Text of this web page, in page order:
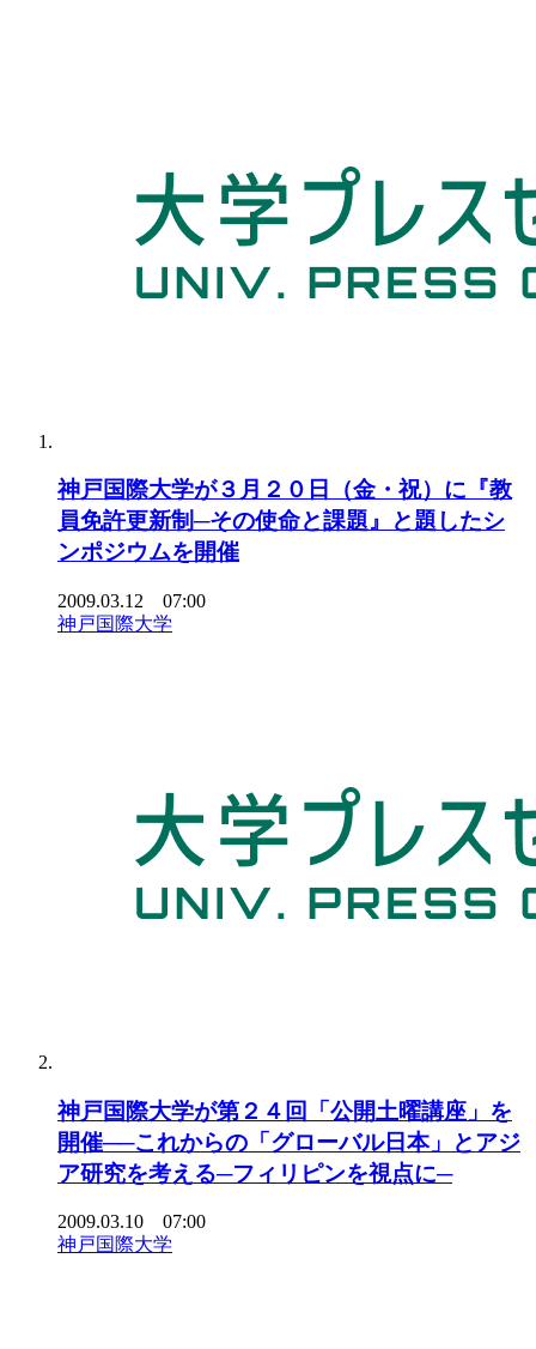
神戸国際大学が３月２０日（金・祝）に『教
員免許更新制─その使命と課題』と題したシ
ンポジウムを開催
2009.03.12 07:00
神戸国際大学
神戸国際大学が第２４回「公開土曜講座」を
開催──これからの「グローバル日本」とアジ
ア研究を考える─フィリピンを視点に─
2009.03.10 07:00
神戸国際大学